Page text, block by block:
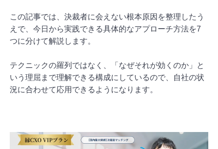
この記事では、決裁者に会えない根本原因を整理したう
えで、今日から実践できる具体的なアプローチ方法を7
つに分けて解説します。
テクニックの羅列ではなく、「なぜそれが効くのか」と
いう理屈まで理解できる構成にしているので、自社の状
況に合わせて応用できるようになります。